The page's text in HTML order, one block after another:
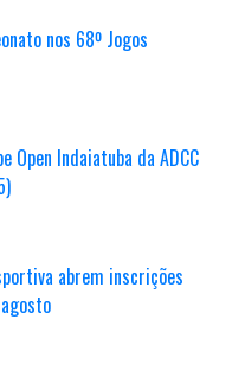
nos 68º Jogos
Open Indaiatuba da ADCC
abrem inscrições